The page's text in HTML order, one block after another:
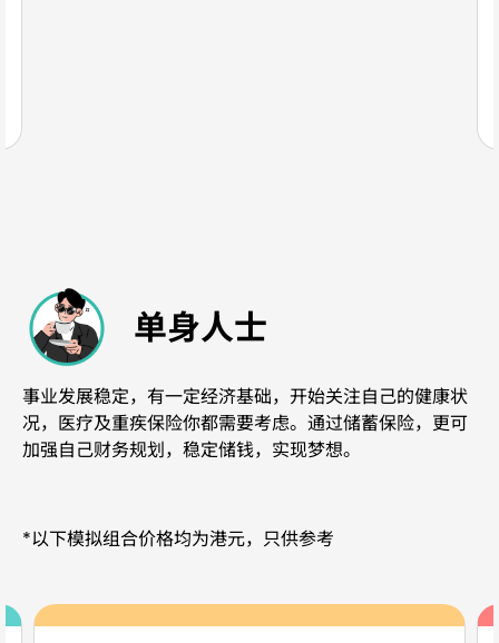
单身人士
事业发展稳定，有一定经济基础，开始关注自己的健康状
况，医疗及重疾保险你都需要考虑。通过储蓄保险，更可
加强自己财务规划，稳定储钱，实现梦想。
*以下模拟组合价格均为港元，只供参考